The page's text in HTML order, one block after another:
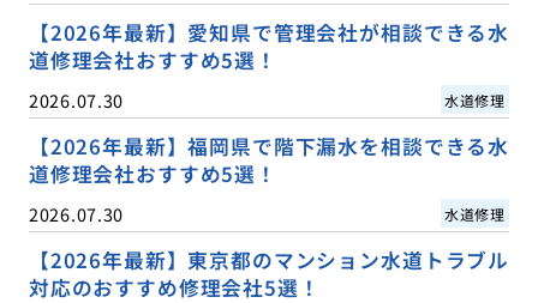
【2026年最新】愛知県で管理会社が相談できる水
道修理会社おすすめ5選！
2026.07.30 水道修理
【2026年最新】福岡県で階下漏水を相談できる水
道修理会社おすすめ5選！
2026.07.30 水道修理
【2026年最新】東京都のマンション水道トラブル
対応のおすすめ修理会社5選！